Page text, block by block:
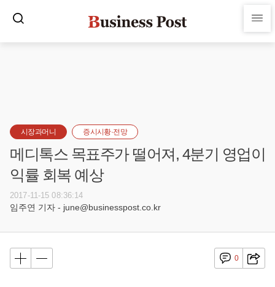
시장과머니 증시시황·전망
메디톡스 목표주가 떨어져, 4분기 영업이
익률 회복 예상
2017-11-15 08:36:14
임주연 기자 - june@businesspost.co.kr
0